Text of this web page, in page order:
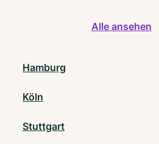
Alle ansehen
Hamburg
Köln
Stuttgart